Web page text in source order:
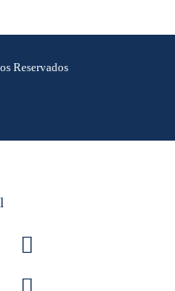
Reservados